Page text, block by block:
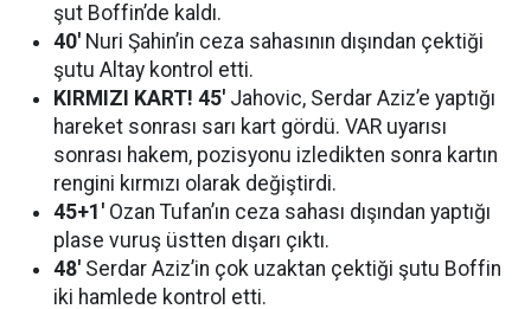
şut Boffin’de kaldı.
40′ Nuri Şahin’in ceza sahasının dışından çektiği
şutu Altay kontrol etti.
KIRMIZI KART! 45′ Jahovic, Serdar Aziz’e yaptığı
hareket sonrası sarı kart gördü. VAR uyarısı
sonrası hakem, pozisyonu izledikten sonra kartın
rengini kırmızı olarak değiştirdi.
45+1′ Ozan Tufan’ın ceza sahası dışından yaptığı
plase vuruş üstten dışarı çıktı.
48′ Serdar Aziz’in çok uzaktan çektiği şutu Boffin
iki hamlede kontrol etti.